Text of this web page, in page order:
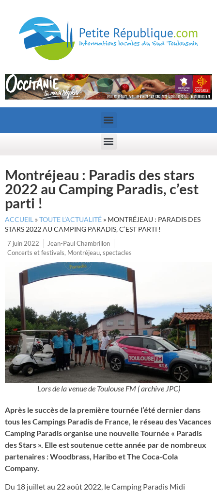
Montréjeau : Paradis des stars
2022 au Camping Paradis, c’est
parti !
ACCUEIL »TOUTE L’ACTUALITÉ » MONTRÉJEAU : PARADIS DES
STARS 2022 AU CAMPING PARADIS, C’EST PARTI !
7 juin 2022
Jean-Paul Chambrillon
Concerts et festivals, Montréjeau, spectacles
Lors de la venue de Toulouse FM ( archive JPC)
Après le succès de la première tournée l’été dernier dans
tous les Campings Paradis de France, le réseau des Vacances
Camping Paradis organise une nouvelle Tournée « Paradis
des Stars ». Elle est soutenue cette année par de nombreux
partenaires : Woodbrass, Haribo et The Coca-Cola
Company.
Du 18 juillet au 22 août 2022, le Camping Paradis Midi